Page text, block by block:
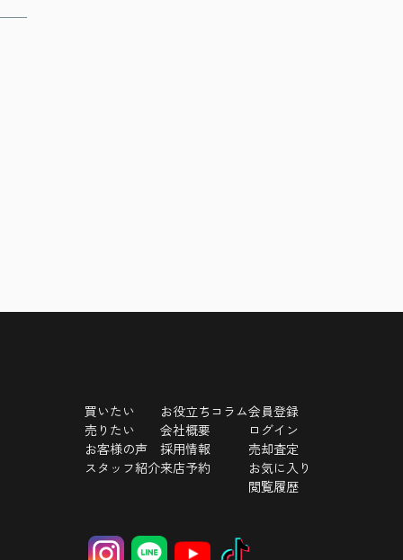
買いたい
売りたい
お客様の声
スタッフ紹介
お役立ちコラム
会社概要
採用情報
来店予約
会員登録
ログイン
売却査定
お気に入り
閲覧履歴